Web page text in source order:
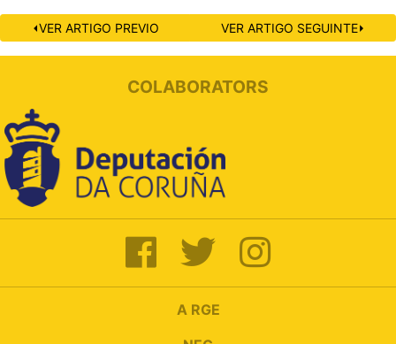
⏴VER ARTIGO PREVIO VER ARTIGO SEGUINTE⏵
COLABORATORS
A RGE